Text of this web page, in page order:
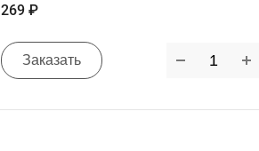
269 ₽
Заказать